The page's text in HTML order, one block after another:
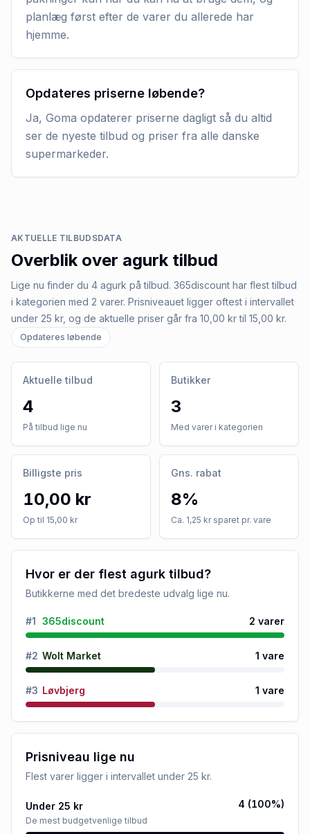
planlæg først efter de varer du allerede har
hjemme.
Opdateres priserne løbende?
Ja, Goma opdaterer priserne dagligt så du altid
ser de nyeste tilbud og priser fra alle danske
supermarkeder.
AKTUELLE TILBUDSDATA
Overblik over agurk tilbud
Lige nu finder du 4 agurk på tilbud. 365discount har flest tilbud
i kategorien med 2 varer. Prisniveauet ligger oftest i intervallet
under 25 kr, og de aktuelle priser går fra 10,00 kr til 15,00 kr.
Opdateres løbende
Aktuelle tilbud
4
På tilbud lige nu
Butikker
3
Med varer i kategorien
Billigste pris
10,00 kr
Op til 15,00 kr
Gns. rabat
8%
Ca. 1,25 kr sparet pr. vare
Hvor er der flest agurk tilbud?
Butikkerne med det bredeste udvalg lige nu.
#1 365discount 2 varer
#2 Wolt Market 1 vare
#3 Løvbjerg 1 vare
Prisniveau lige nu
Flest varer ligger i intervallet under 25 kr.
Under 25 kr
De mest budgetvenlige tilbud
4 (100%)